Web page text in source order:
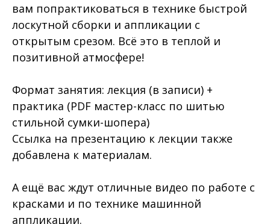
вам попрактиковаться в технике быстрой
лоскутной сборки и аппликации с
открытым срезом. Всё это в теплой и
позитивной атмосфере!
Формат занятия: лекция (в записи) +
практика (PDF мастер-класс по шитью
стильной сумки-шопера)
Ссылка на презентацию к лекции также
добавлена к материалам.
А ещё вас ждут отличные видео по работе с
красками и по технике машинной
аппликации.